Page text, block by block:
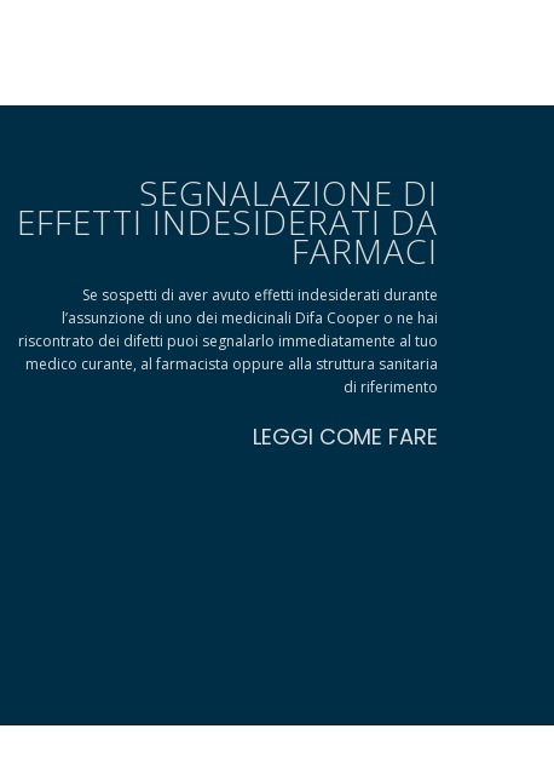
SEGNALAZIONE DI
EFFETTI INDESIDERATI DA
FARMACI
Se sospetti di aver avuto effetti indesiderati durante
l’assunzione di uno dei medicinali Difa Cooper o ne hai
riscontrato dei difetti puoi segnalarlo immediatamente al tuo
medico curante, al farmacista oppure alla struttura sanitaria
di riferimento
LEGGI COME FARE